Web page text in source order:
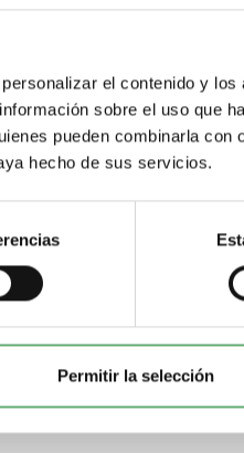
el contenido y
sobre el uso que
pueden combinarla con
hecho de sus servicios.
Permitir la selección
de producto
la ficha